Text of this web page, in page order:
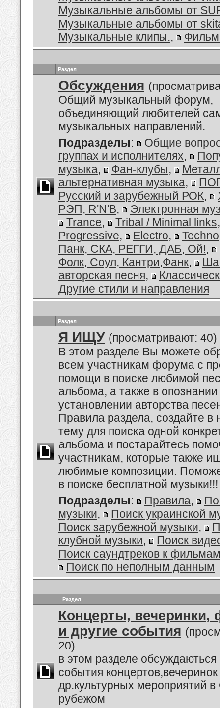
Музыкальные альбомы от
Музыкальные альбомы от
Музыкальные клипы.,
Раздел
Обсуждения
Общий музыкальный форум,
объединяющий любителей
музыкальных направлений.
Подразделы:
Общие
группах и исполнителях,
музыка, Фан-клубы,
альтернативная музыка,
Русский и зарубежный РОК,
РЭП, R'N'B,
Электронная
Trance, Tribal / Minimal links
Progressive, Electro, Techno
Панк, СКА, РЕГГИ, ДАБ, Ой!,
Фолк, Соул, Кантри,Фанк,
авторская песня,
Другие стили и направления
Раздел
Я ИЩУ (просматривают: 40)
В этом разделе Вы можете
всем участникам форума с
помощи в поиске любимой
альбома, а также в опознании
установлении авторства
Правила раздела, создайте в
тему для поиска одной
альбома и постарайтесь
участникам, которые также
любимые композиции.
в поиске бесплатной музыки!!!
Подразделы: Правила,
музыки,
Поиск украинской
Поиск зарубежной музыки,
клубной музыки,
Поиск
Поиск саундтреков к
Поиск по неполным данным
Раздел
Концерты, вечеринки,
и другие события
20)
в этом разделе
события
др.культурных мероприятий
рубежом